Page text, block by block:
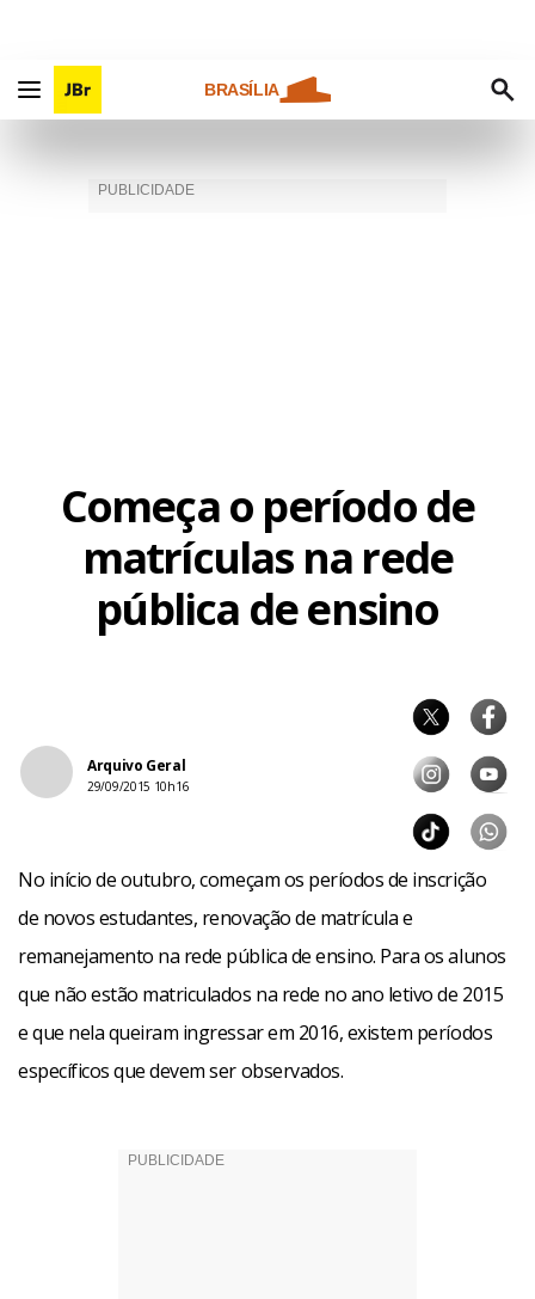
BRASÍLIA
Começa o período de
matrículas na rede
pública de ensino
Arquivo Geral
29/09/2015 10h16
No início de outubro, começam os períodos de inscrição
de novos estudantes, renovação de matrícula e
remanejamento na rede pública de ensino. Para os alunos
que não estão matriculados na rede no ano letivo de 2015
e que nela queiram ingressar em 2016, existem períodos
específicos que devem ser observados.